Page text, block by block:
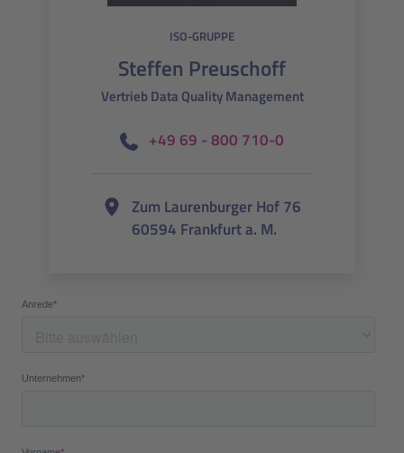
ISO-GRUPPE
Steffen Preuschoff
Vertrieb Data Quality Management
+49 69 - 800 710-0
Zum Laurenburger Hof 76
60594 Frankfurt a. M.